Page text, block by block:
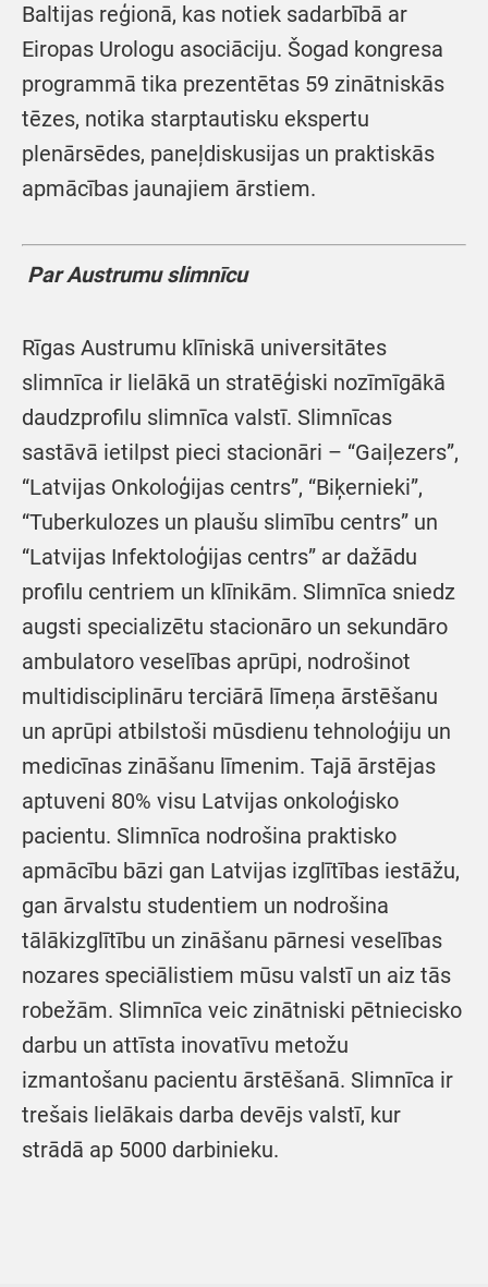
Baltijas reģionā, kas notiek sadarbībā ar
Eiropas Urologu asociāciju. Šogad kongresa
programmā tika prezentētas 59 zinātniskās
tēzes, notika starptautisku ekspertu
plenārsēdes, paneļdiskusijas un praktiskās
apmācības jaunajiem ārstiem.
Par Austrumu slimnīcu
Rīgas Austrumu klīniskā universitātes
slimnīca ir lielākā un stratēģiski nozīmīgākā
daudzprofilu slimnīca valstī. Slimnīcas
sastāvā ietilpst pieci stacionāri – “Gaiļezers”,
“Latvijas Onkoloģijas centrs”, “Biķernieki”,
“Tuberkulozes un plaušu slimību centrs” un
“Latvijas Infektoloģijas centrs” ar dažādu
profilu centriem un klīnikām. Slimnīca sniedz
augsti specializētu stacionāro un sekundāro
ambulatoro veselības aprūpi, nodrošinot
multidisciplināru terciārā līmeņa ārstēšanu
un aprūpi atbilstoši mūsdienu tehnoloģiju un
medicīnas zināšanu līmenim. Tajā ārstējas
aptuveni 80% visu Latvijas onkoloģisko
pacientu. Slimnīca nodrošina praktisko
apmācību bāzi gan Latvijas izglītības iestāžu,
gan ārvalstu studentiem un nodrošina
tālākizglītību un zināšanu pārnesi veselības
nozares speciālistiem mūsu valstī un aiz tās
robežām. Slimnīca veic zinātniski pētniecisko
darbu un attīsta inovatīvu metožu
izmantošanu pacientu ārstēšanā. Slimnīca ir
trešais lielākais darba devējs valstī, kur
strādā ap 5000 darbinieku.